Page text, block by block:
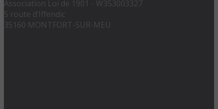
Association Loi de 1901 - W353003327
5 route d’Iffendic
35160 MONTFORT-SUR-MEU